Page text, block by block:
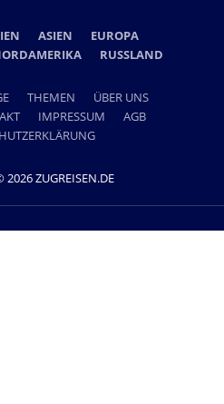
ASIEN
EUROPA
RUSSLAND
THEMEN
ÜBER UNS
IMPRESSUM
AGB
2026 ZUGREISEN.DE